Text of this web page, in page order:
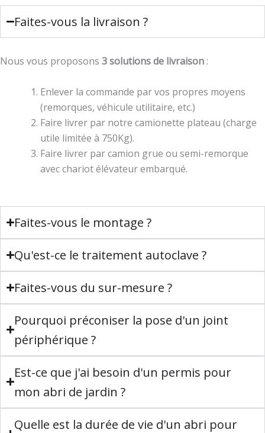
Faites-vous la livraison ?
Nous vous proposons 3 solutions de livraison :
Enlever la commande par vos propres moyens
(remorques, véhicule utilitaire, etc.)
Faire livrer par notre camionette plateau (charge
utile limitée à 750Kg).
Faire livrer par camion grue ou semi-remorque
avec chariot élévateur embarqué.
Faites-vous le montage ?
Qu'est-ce le traitement autoclave ?
Faites-vous du sur-mesure ?
Pourquoi préconiser la pose d'un joint
périphérique ?
Est-ce que j'ai besoin d'un permis pour
mon abri de jardin ?
Quelle est la durée de vie d'un abri pour